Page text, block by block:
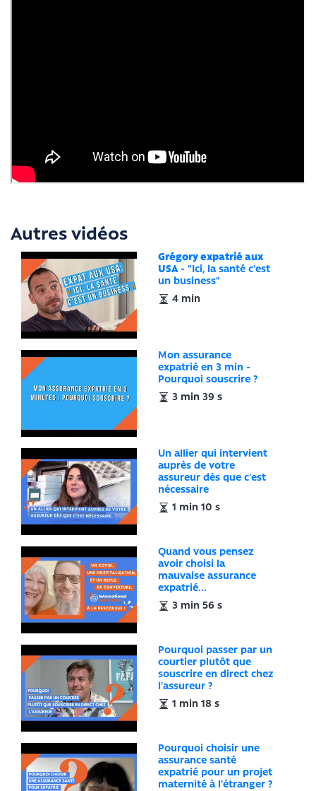
Autres vidéos
Grégory expatrié aux
USA- "Ici, la santé c'est
un business"
4 min
Mon assurance
expatrié en 3 min -
Pourquoi souscrire ?
3 min 39 s
Un allier qui intervient
auprès de votre
assureur dès que c'est
nécessaire
1 min 10 s
Quand vous pensez
avoir choisi la
mauvaise assurance
expatrié...
3 min 56 s
Pourquoi passer par un
courtier plutôt que
souscrire en direct chez
l'assureur ?
1 min 18 s
Pourquoi choisir une
assurance santé
expatrié pour un projet
maternité à l'étranger ?